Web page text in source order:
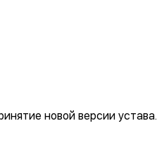
новой версии устава.